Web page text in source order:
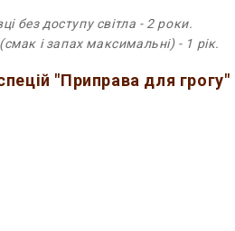
без доступу світла - 2 роки.
і запах максимальні) - 1 рік.
"Приправа для грогу"